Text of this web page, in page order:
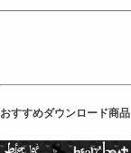
おすすめダウンロード商品